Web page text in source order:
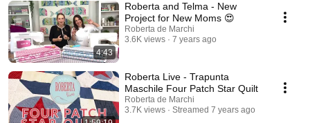
4:43
Roberta and Telma - New
Project for New Moms 😍
Roberta de Marchi
3.6K views
7 years ago
Roberta Live - Trapunta
Maschile Four Patch Star Quilt
Roberta de Marchi
3.7K views
Streamed 7 years ago